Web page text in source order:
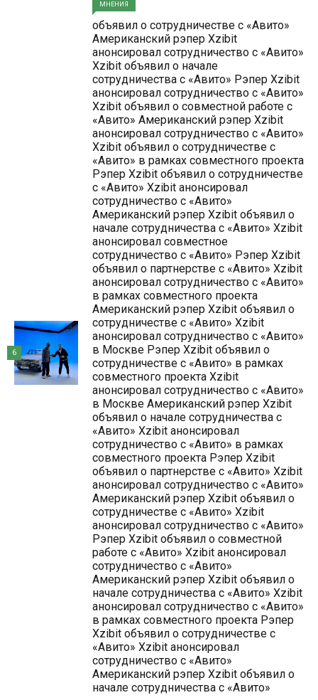
МНЕНИЯ
объявил о сотрудничестве с «Авито»
Американский рэпер Xzibit
анонсировал сотрудничество с «Авито»
Xzibit объявил о начале
сотрудничества с «Авито» Рэпер Xzibit
анонсировал сотрудничество с «Авито»
Xzibit объявил о совместной работе с
«Авито» Американский рэпер Xzibit
анонсировал сотрудничество с «Авито»
Xzibit объявил о сотрудничестве с
«Авито» в рамках совместного проекта
Рэпер Xzibit объявил о сотрудничестве
с «Авито» Xzibit анонсировал
сотрудничество с «Авито»
Американский рэпер Xzibit объявил о
начале сотрудничества с «Авито» Xzibit
анонсировал совместное
сотрудничество с «Авито» Рэпер Xzibit
объявил о партнерстве с «Авито» Xzibit
анонсировал сотрудничество с «Авито»
в рамках совместного проекта
Американский рэпер Xzibit объявил о
сотрудничестве с «Авито» Xzibit
анонсировал сотрудничество с «Авито»
в Москве Рэпер Xzibit объявил о
сотрудничестве с «Авито» в рамках
совместного проекта Xzibit
анонсировал сотрудничество с «Авито»
в Москве Американский рэпер Xzibit
объявил о начале сотрудничества с
«Авито» Xzibit анонсировал
сотрудничество с «Авито» в рамках
совместного проекта Рэпер Xzibit
объявил о партнерстве с «Авито» Xzibit
анонсировал сотрудничество с «Авито»
Американский рэпер Xzibit объявил о
сотрудничестве с «Авито» Xzibit
анонсировал сотрудничество с «Авито»
Рэпер Xzibit объявил о совместной
работе с «Авито» Xzibit анонсировал
сотрудничество с «Авито»
Американский рэпер Xzibit объявил о
начале сотрудничества с «Авито» Xzibit
анонсировал сотрудничество с «Авито»
в рамках совместного проекта Рэпер
Xzibit объявил о сотрудничестве с
«Авито» Xzibit анонсировал
сотрудничество с «Авито»
Американский рэпер Xzibit объявил о
начале сотрудничества с «Авито»
6